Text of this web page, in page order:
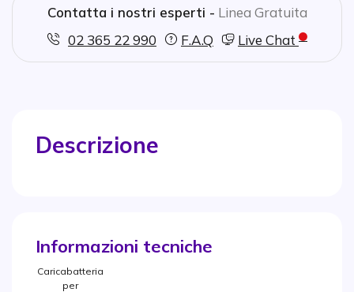
Contatta i nostri esperti - Linea Gratuita
02 365 22 990
F.A.Q Live Chat
Descrizione
Informazioni tecniche
Caricabatteria
per